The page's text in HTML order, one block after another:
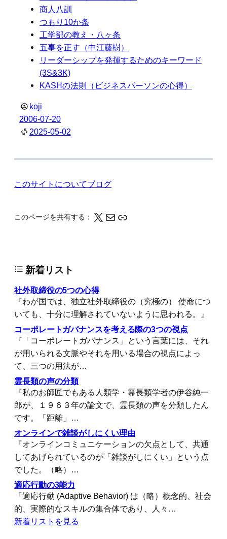
商人八訓
つもり10か条
工学部の教え・八ヶ条
五事を正す（中江藤樹）
リーダーシップを発揮するためのキーワード
(3S&3K)
KASHの法則（ビジネスパーソンの心得）
koji
2006-07-20
2025-05-02
このサイトについてブログ
このページを共有する： X メール このページの情報をクリップボードにコピーする
新着リスト
社外取締役の5つの心得
『わが国では、独立社外取締役の（究極の） 使命につ
いても、十分に理解されていないように思われる。』
コーポレートガバナンスを考える際の3つの視点
『「コーポレートガバナンス」という言葉には、それ
が用いられる文脈やそれを用いる場合の視点によっ
て、三つの用法が…
霊長類の声の分類
『私のお師匠でもある人類学・霊長類学者の伊谷純一
郎が、１９６３年の論文で、霊長類の声を分類したん
です。「距離」…
オンラインで雑談がしにくい理由
『オンラインコミュニケーションの欠点として、共通
してあげられているのが「雑談がしにくい」という点
でした。（略）…
適応行動の3能力
『適応行動 (Adaptive Behavior) は（略）概念的、社会
的、実際的なスキルの集合体であり、人々…
新着リストを見る